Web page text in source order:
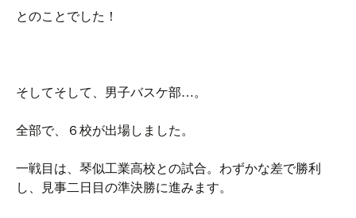
とのことでした！
そしてそして、男子バスケ部…。
全部で、６校が出場しました。
一戦目は、琴似工業高校との試合。わずかな差で勝利
し、見事二日目の準決勝に進みます。